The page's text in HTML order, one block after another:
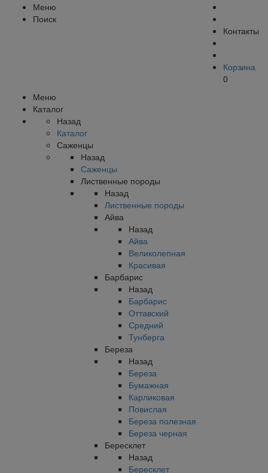
Контакты
Корзина
0
Меню
Поиск
Меню
Каталог
Назад
Каталог
Саженцы
Назад
Саженцы
Лиственные породы
Назад
Лиственные породы
Айва
Назад
Айва
Великолепная
Красивая
Барбарис
Назад
Барбарис
Оттавский
Средний
Тунберга
Береза
Назад
Береза
Бумажная
Карликовая
Повислая
Береза полезная
Береза черная
Бересклет
Назад
Бересклет